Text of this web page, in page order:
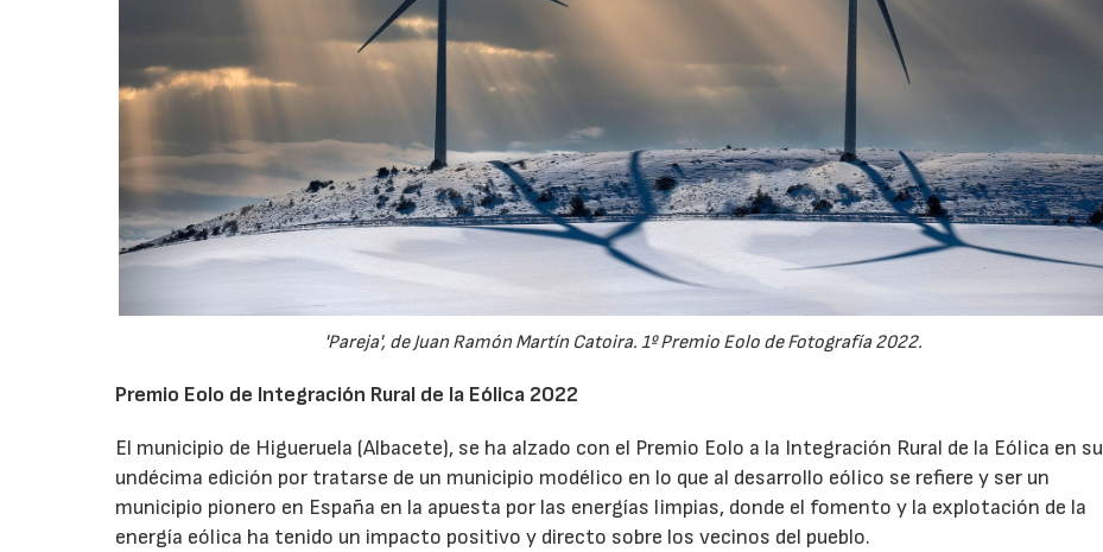
'Pareja', de Juan Ramón Martín Catoira. 1º Premio Eolo de Fotografía 2022.
Premio Eolo de Integración Rural de la Eólica 2022
El municipio de Higueruela (Albacete), se ha alzado con el Premio Eolo a la Integración Rural de la Eólica en su
undécima edición por tratarse de un municipio modélico en lo que al desarrollo eólico se refiere y ser un
municipio pionero en España en la apuesta por las energías limpias, donde el fomento y la explotación de la
energía eólica ha tenido un impacto positivo y directo sobre los vecinos del pueblo.